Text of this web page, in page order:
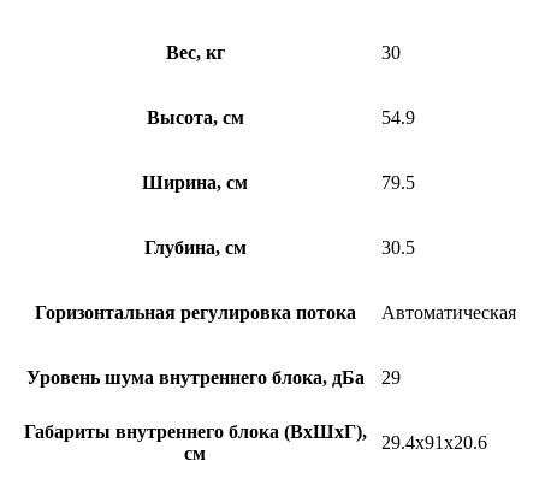
Вес, кг 30
Высота, см 54.9
Ширина, см 79.5
Глубина, см 30.5
Горизонтальная регулировка потока Автоматическая
Уровень шума внутреннего блока, дБа 29
Габариты внутреннего блока (ВхШхГ),
см
29.4x91x20.6